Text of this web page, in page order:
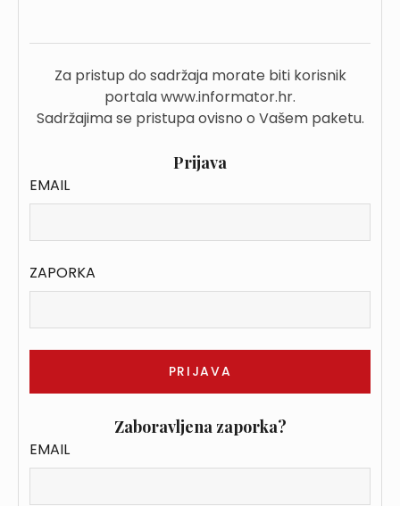
Za pristup do sadržaja morate biti korisnik
portala www.informator.hr.
Sadržajima se pristupa ovisno o Vašem paketu.
Prijava
EMAIL
ZAPORKA
Zaboravljena zaporka?
EMAIL